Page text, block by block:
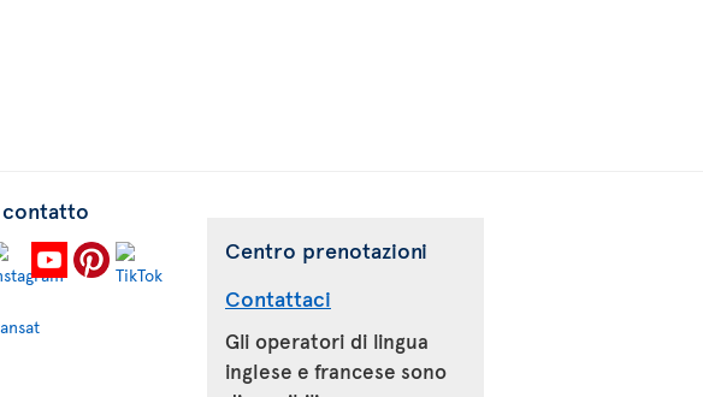
contatto
Centro prenotazioni
Contattaci
Gli operatori di lingua
inglese e francese sono